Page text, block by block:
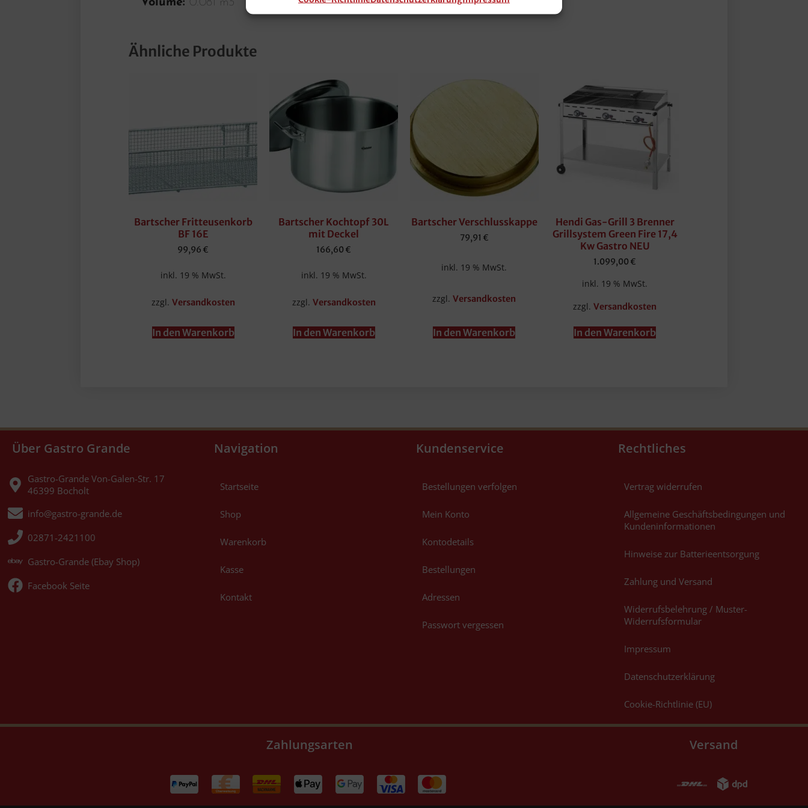
Volume: 0.081 m3
Ähnliche Produkte
Bartscher Fritteusenkorb
BF 16E
99,96 €
inkl. 19 % MwSt.
zzgl. Versandkosten
In den Warenkorb
Bartscher Kochtopf 30L
mit Deckel
166,60 €
inkl. 19 % MwSt.
zzgl. Versandkosten
In den Warenkorb
Bartscher Verschlusskappe
79,91 €
inkl. 19 % MwSt.
zzgl.Versandkosten
In den Warenkorb
Hendi Gas-Grill 3 Brenner
Grillsystem Green Fire 17,4
Kw Gastro NEU
1.099,00 €
inkl. 19 % MwSt.
zzgl.Versandkosten
In den Warenkorb
Über Gastro Grande
Gastro-Grande Von-Galen-Str. 17
46399 Bocholt
info@gastro-grande.de
02871-2421100
Gastro-Grande (Ebay Shop)
Facebook Seite
Navigation
Startseite
Shop
Warenkorb
Kasse
Kontakt
Kundenservice
Bestellungen verfolgen
Mein Konto
Kontodetails
Bestellungen
Adressen
Passwort vergessen
Rechtliches
Vertrag widerrufen
Allgemeine Geschäftsbedingungen und
Kundeninformationen
Hinweise zur Batterieentsorgung
Zahlung und Versand
Widerrufsbelehrung / Muster-
Widerrufsformular
Impressum
Datenschutzerklärung
Cookie-Richtlinie (EU)
Zahlungsarten Versand